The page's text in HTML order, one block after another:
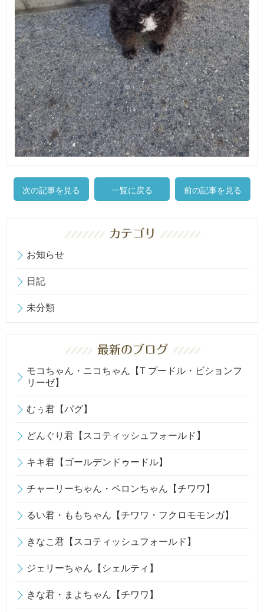
次の記事を見る 一覧に戻る 前の記事を見る
お知らせ
日記
未分類
モコちゃん・ニコちゃん【T プードル・ビションフ
リーゼ】
むぅ君【パグ】
どんぐり君【スコティッシュフォールド】
キキ君【ゴールデンドゥードル】
チャーリーちゃん・ペロンちゃん【チワワ】
るい君・ももちゃん【チワワ・フクロモモンガ】
きなこ君【スコティッシュフォールド】
ジェリーちゃん【シェルティ】
きな君・まよちゃん【チワワ】